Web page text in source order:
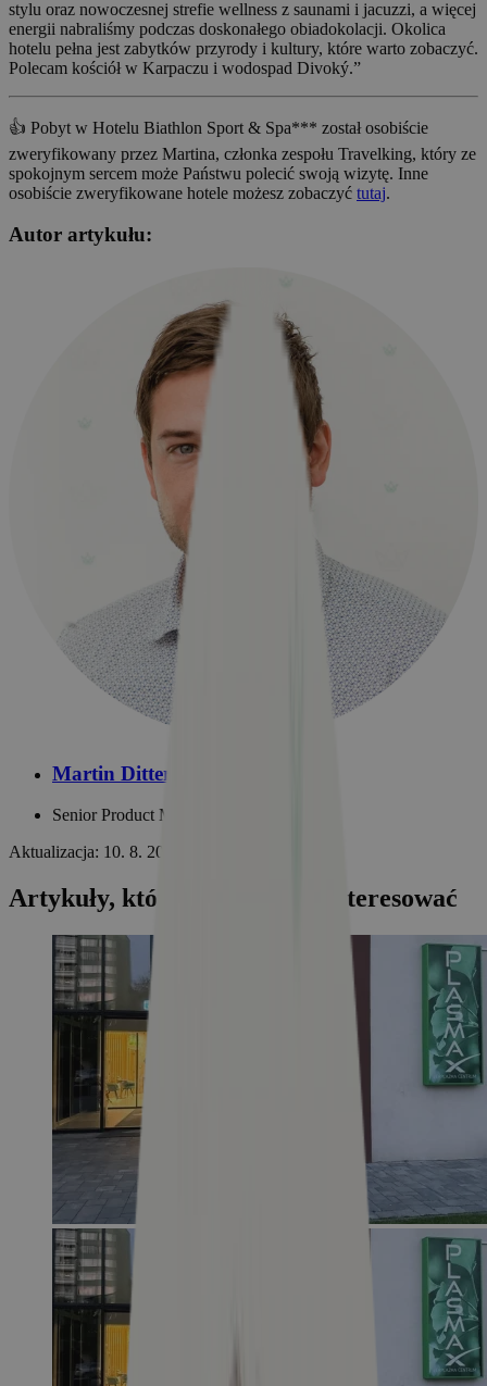
stylu oraz nowoczesnej strefie wellness z saunami i jacuzzi, a więcej
energii nabraliśmy podczas doskonałego obiadokolacji. Okolica
hotelu pełna jest zabytków przyrody i kultury, które warto zobaczyć.
Polecam kościół w Karpaczu i wodospad Divoký.”
👍 Pobyt w Hotelu Biathlon Sport & Spa*** został osobiście
zweryfikowany przez Martina, członka zespołu Travelking, który ze
spokojnym sercem może Państwu polecić swoją wizytę. Inne
osobiście zweryfikowane hotele możesz zobaczyć tutaj.
Autor artykułu:
Martin Dittert
Senior Product Manager
Aktualizacja: 10. 8. 2026
Artykuły, które mogą Cię zainteresować